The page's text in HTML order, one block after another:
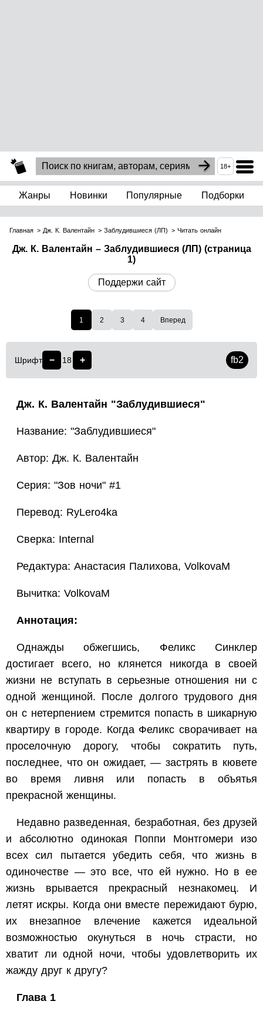
18+
Жанры Новинки Популярные Подборки
Главная Дж. К. Валентайн Заблудившиеся (ЛП) Читать онлайн
Дж. К. Валентайн – Заблудившиеся (ЛП) (страница
1)
Поддержи сайт
1 2 3 4 Вперед
Шрифт − 18 + fb2
Дж. К. Валентайн "Заблудившиеся"
Название: "Заблудившиеся"
Автор: Дж. К. Валентайн
Серия: "Зов ночи" #1
Перевод: RyLero4ka
Сверка: Internal
Редактура: Анастасия Палихова, VolkovaM
Вычитка: VolkovaM
Аннотация:
Однажды обжегшись, Феликс Синклер
достигает всего, но клянется никогда в своей
жизни не вступать в серьезные отношения ни с
одной женщиной. После долгого трудового дня
он с нетерпением стремится попасть в шикарную
квартиру в городе. Когда Феликс сворачивает на
проселочную дорогу, чтобы сократить путь,
последнее, что он ожидает, — застрять в кювете
во время ливня или попасть в объятья
прекрасной женщины.
Недавно разведенная, безработная, без друзей
и абсолютно одинокая Поппи Монтгомери изо
всех сил пытается убедить себя, что жизнь в
одиночестве — это все, что ей нужно. Но в ее
жизнь врывается прекрасный незнакомец. И
летят искры. Когда они вместе пережидают бурю,
их внезапное влечение кажется идеальной
возможностью окунуться в ночь страсти, но
хватит ли одной ночи, чтобы удовлетворить их
жажду друг к другу?
Глава 1